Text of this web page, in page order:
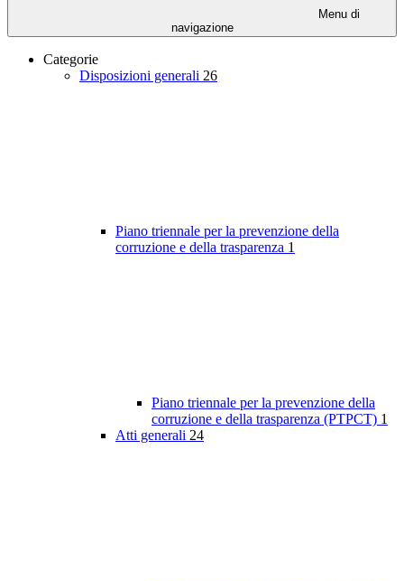
Menu di
navigazione
Categorie
Disposizioni generali 26
Piano triennale per la prevenzione della
corruzione e della trasparenza 1
Piano triennale per la prevenzione della
corruzione e della trasparenza (PTPCT) 1
Atti generali 24